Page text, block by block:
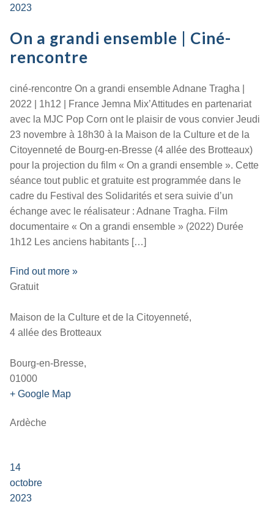
2023
On a grandi ensemble | Ciné-
rencontre
ciné-rencontre On a grandi ensemble Adnane Tragha |
2022 | 1h12 | France Jemna Mix’Attitudes en partenariat
avec la MJC Pop Corn ont le plaisir de vous convier Jeudi
23 novembre à 18h30 à la Maison de la Culture et de la
Citoyenneté de Bourg-en-Bresse (4 allée des Brotteaux)
pour la projection du film « On a grandi ensemble ». Cette
séance tout public et gratuite est programmée dans le
cadre du Festival des Solidarités et sera suivie d’un
échange avec le réalisateur : Adnane Tragha. Film
documentaire « On a grandi ensemble » (2022) Durée
1h12 Les anciens habitants […]
Find out more »
Gratuit
Maison de la Culture et de la Citoyenneté,
4 allée des Brotteaux
Bourg-en-Bresse,
01000
+ Google Map
Ardèche
14
octobre
2023